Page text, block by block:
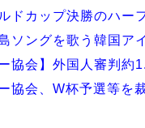
ドカップ決勝のハー
ソングを歌う韓国ア
協会】外国人審判約
協会、W杯予選等を